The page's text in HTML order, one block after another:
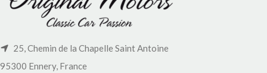
25, Chemin de la Chapelle Saint Antoine
95300 Ennery, France